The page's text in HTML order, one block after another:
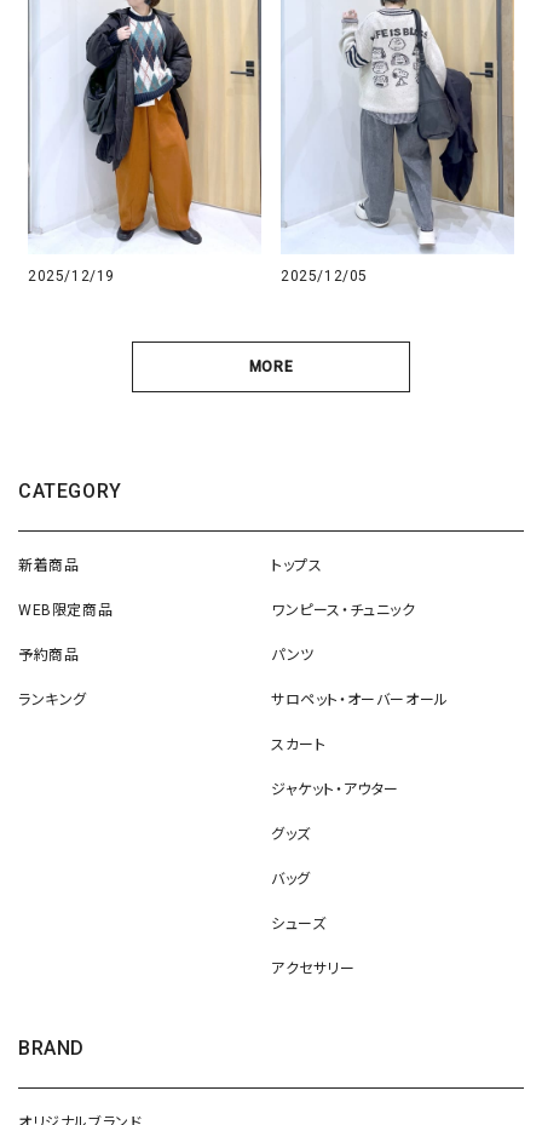
2025/12/19 2025/12/05
MORE
CATEGORY
新着商品
WEB限定商品
予約商品
ランキング
トップス
ワンピース・チュニック
パンツ
サロペット・オーバーオール
スカート
ジャケット・アウター
グッズ
バッグ
シューズ
アクセサリー
BRAND